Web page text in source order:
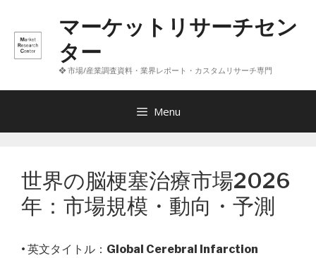
へ
マーケットリサーチセン
ター
❖ 市場/産業調査資料・業界レポート・カスタムリサーチ専門
Menu
世界の脳梗塞治療市場2026
年：市場規模・動向・予測
• 英文タイトル： Global Cerebral Infarction